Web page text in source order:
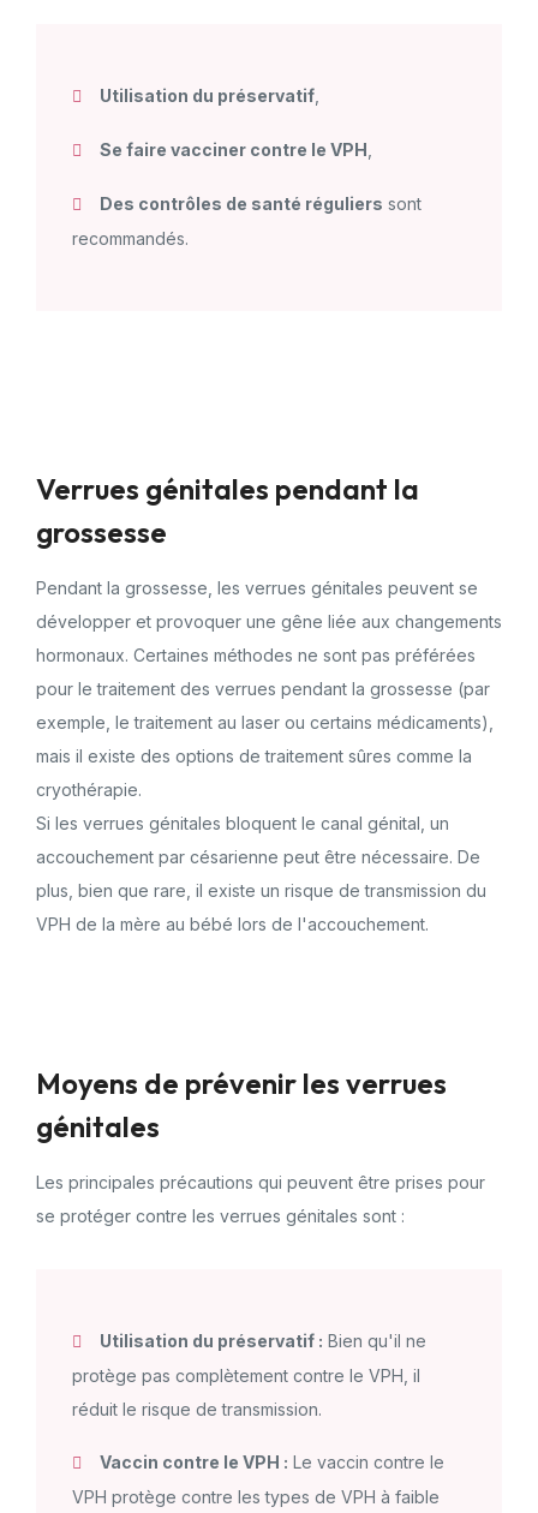
Utilisation du préservatif
Se faire vacciner contre le VPH
Des contrôles de santé réguliers sont
recommandés.
Verrues génitales pendant la
grossesse
Pendant la grossesse, les verrues génitales peuvent se
développer et provoquer une gêne liée aux changements
hormonaux. Certaines méthodes ne sont pas préférées
pour le traitement des verrues pendant la grossesse (par
exemple, le traitement au laser ou certains médicaments),
mais il existe des options de traitement sûres comme la
cryothérapie.
Si les verrues génitales bloquent le canal génital, un
accouchement par césarienne peut être nécessaire. De
plus, bien que rare, il existe un risque de transmission du
VPH de la mère au bébé lors de l'accouchement.
Moyens de prévenir les verrues
génitales
Les principales précautions qui peuvent être prises pour
se protéger contre les verrues génitales sont :
Utilisation du préservatif : Bien qu'il ne
protège pas complètement contre le VPH, il
réduit le risque de transmission.
Vaccin contre le VPH : Le vaccin contre le
VPH protège contre les types de VPH à faible